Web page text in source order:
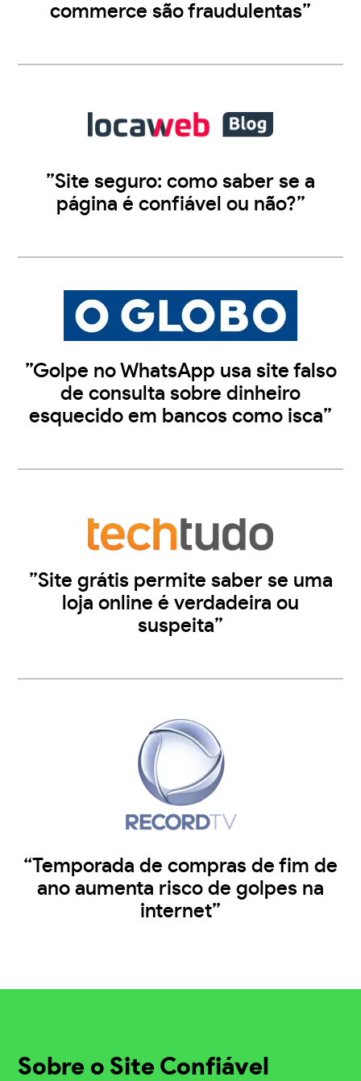
commerce são fraudulentas”
”Site seguro: como saber se a
página é confiável ou não?”
”Golpe no WhatsApp usa site falso
de consulta sobre dinheiro
esquecido em bancos como isca”
”Site grátis permite saber se uma
loja online é verdadeira ou
suspeita”
“Temporada de compras de fim de
ano aumenta risco de golpes na
internet”
Sobre o Site Confiável